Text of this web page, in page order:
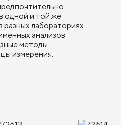
одной и той же
разных лабораториях
анализов
методы
измерения.